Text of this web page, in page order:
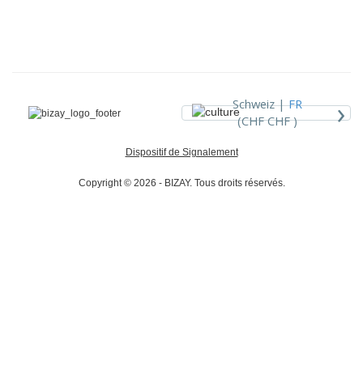
Schweiz |FR
(CHF CHF )
›
Dispositif de Signalement
Copyright © 2026 - BIZAY. Tous droits réservés.